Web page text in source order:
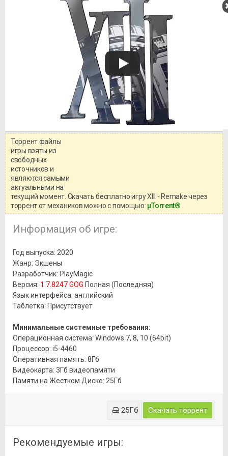
Торрент файлы
игры взяты из
свободных
источников и
являются самыми
актуальными на
текущий момент. Скачать бесплатно игру XIII - Remake через
торрент от механиков можно с помощью: μTorrent®
Информация об игре:
Год выпуска: 2020
Жанр: Экшены
Разработчик: PlayMagic
Версия: 1.7.8247 GOG Полная (Последняя)
Язык интерфейса: английский
Таблетка: Присутствует
Минимальные системные требования:
Операционная система: Windows 7, 8, 10 (64bit)
Процессор: i5-4460
Оперативная память: 8Гб
Видеокарта: 3Гб видеопамяти
Памяти на Жестком Диске: 25Гб
25Гб Скачать торрент
Рекомендуемые игры: